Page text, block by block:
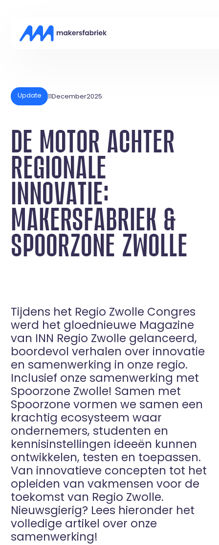
Update 11December2025
DE MOTOR ACHTER
REGIONALE
INNOVATIE:
MAKERSFABRIEK &
SPOORZONE ZWOLLE
Tijdens het Regio Zwolle Congres
werd het gloednieuwe Magazine
van INN Regio Zwolle gelanceerd,
boordevol verhalen over innovatie
en samenwerking in onze regio.
Inclusief onze samenwerking met
Spoorzone Zwolle! Samen met
Spoorzone vormen we samen een
krachtig ecosysteem waar
ondernemers, studenten en
kennisinstellingen ideeën kunnen
ontwikkelen, testen en toepassen.
Van innovatieve concepten tot het
opleiden van vakmensen voor de
toekomst van Regio Zwolle.
Nieuwsgierig? Lees hieronder het
volledige artikel over onze
samenwerking!